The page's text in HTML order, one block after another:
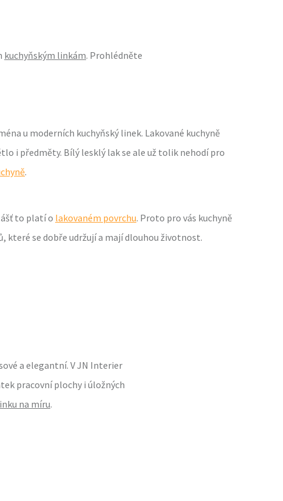
kuchyňským linkám. Prohlédněte
u moderních kuchyňský linek. Lakované kuchyně
i předměty. Bílý lesklý lak se ale už tolik nehodí pro
.
to platí o lakovaném povrchu. Proto pro vás kuchyně
které se dobře udržují a mají dlouhou životnost.
a elegantní. V JN Interier
pracovní plochy i úložných
na míru.